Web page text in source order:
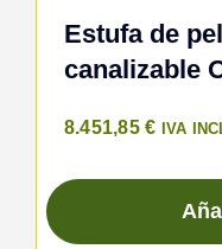
Estufa de
canalizable
8.451,85€ IVA